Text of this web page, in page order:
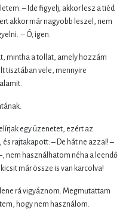
– Ide figyelj, akkor lesz a tiéd
akkor már nagyobb leszel, nem
– Ó, igen.
mintha a tollat, amely hozzám
tisztában vele, mennyire
egy üzenetet, ezért az
rajtakapott: – De hát ne azzal! –
nem használhatom néha a leendő
már össze is van karcolva!
rá vigyáznom. Megmutattam
hogy nem használom.